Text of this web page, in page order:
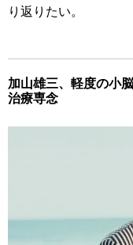
り返りたい。
加山雄三、軽度の小
治療専念